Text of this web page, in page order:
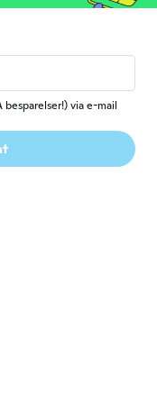
de
· 37 overførsler
via e-mail